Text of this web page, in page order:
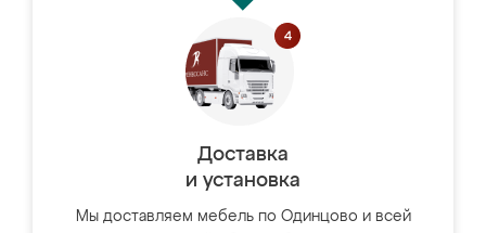
Доставка
и установка
Мы доставляем мебель по Одинцово и всей